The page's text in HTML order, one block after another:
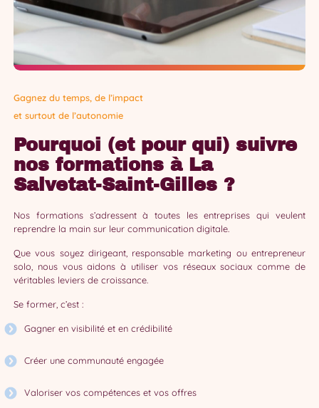
Gagnez du temps, de l’impact
et surtout de l’autonomie
Pourquoi (et pour qui) suivre
nos formations à La
Salvetat-Saint-Gilles ?
Nos formations s’adressent à toutes les entreprises qui veulent
reprendre la main sur leur communication digitale.
Que vous soyez dirigeant, responsable marketing ou entrepreneur
solo, nous vous aidons à utiliser vos réseaux sociaux comme de
véritables leviers de croissance.
Se former, c’est :
Gagner en visibilité et en crédibilité
Créer une communauté engagée
Valoriser vos compétences et vos offres